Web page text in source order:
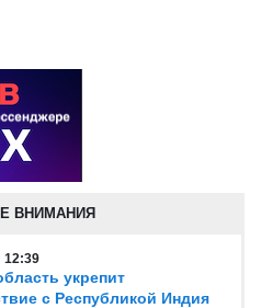
ВНИМАНИЯ
12:39
укрепит
с Республикой Индия